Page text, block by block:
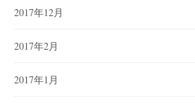
2017年12月
2017年2月
2017年1月